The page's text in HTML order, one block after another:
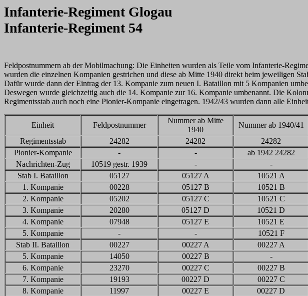
Infanterie-Regiment Glogau
Infanterie-Regiment 54
Feldpostnummern ab der Mobilmachung: Die Einheiten wurden als Teile vom Infanterie-
wurden die einzelnen Kompanien gestrichen und diese ab Mitte 1940 direkt beim jeweiligen
Dafür wurde dann der Eintrag der 13. Kompanie zum neuen I. Bataillon mit 5 Kompanien
Deswegen wurde gleichzeitig auch die 14. Kompanie zur 16. Kompanie umbenannt. Die
Regimentsstab auch noch eine Pionier-Kompanie eingetragen. 1942/43 wurden dann alle
Einheit Feldpostnummer
Nummer ab Mitte
1940
Nummer ab 1940/41
Regimentsstab
24282 24282
24282
Pionier-Kompanie
- -
ab 1942 24282
Nachrichten-Zug
10519 gestr. 1939 -
-
Stab I. Bataillon
05127 05127 A
10521 A
1. Kompanie
00228 05127 B
10521 B
2. Kompanie
05202 05127 C
10521 C
3. Kompanie
20280 05127 D
10521 D
4. Kompanie
07948 05127 E
10521 E
5. Kompanie
- -
10521 F
Stab II. Bataillon
00227 00227 A
00227 A
5. Kompanie
14050 00227 B
-
6. Kompanie
23270 00227 C
00227 B
7. Kompanie
19193 00227 D
00227 C
8. Kompanie
11997 00227 E
00227 D